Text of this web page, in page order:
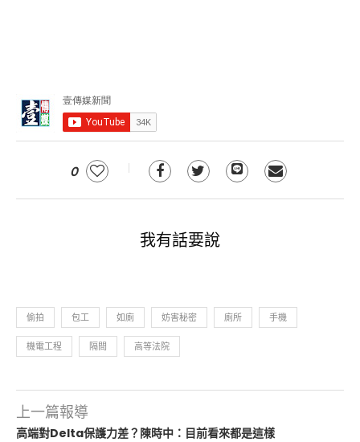
0
我有話要說
偷拍 包工 如廁 妨害秘密 廁所 手機
機電工程 隔間 高等法院
上一篇報導
高端對Delta保護力差？陳時中：目前看來都是這樣